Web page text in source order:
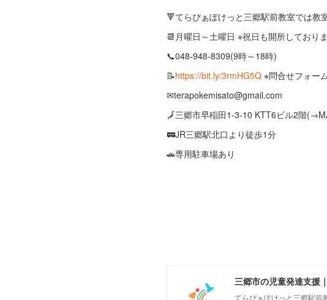
🔻てらぴぁぽけっと三郷駅前教室では教
📆月曜日～土曜日 ※祝日も開所しており
📞048-948-8309(9時～18時)
📝https://bit.ly/3rmHG5Q ※問合せフォー
✉terapokemisato@gmail.com
🗾三郷市早稲田1-3-10 KTT6ビル2階
🚃JR三郷駅北口より徒歩1分
🚗専用駐車場あり
三郷市の児童発達支援
てらぴぁぽけっと三郷駅前